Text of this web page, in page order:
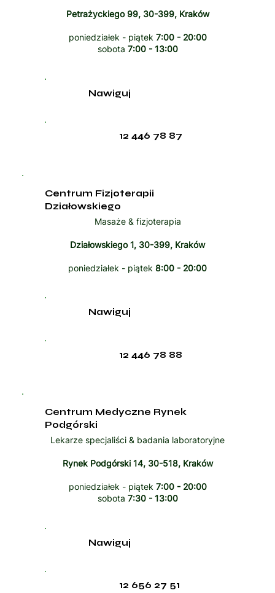
Petrażyckiego 99, 30-399, Kraków
poniedziałek - piątek 7:00 - 20:00
sobota 7:00 - 13:00
12 446 78 87
Nawiguj
Centrum Fizjoterapii
Działowskiego
Masaże & fizjoterapia
Działowskiego 1, 30-399, Kraków
poniedziałek - piątek 8:00 - 20:00
12 446 78 88
Nawiguj
Centrum Medyczne Rynek
Podgórski
Lekarze specjaliści & badania laboratoryjne
Rynek Podgórski 14, 30-518, Kraków
poniedziałek - piątek 7:00 - 20:00
sobota 7:30 - 13:00
12 656 27 51
Nawiguj